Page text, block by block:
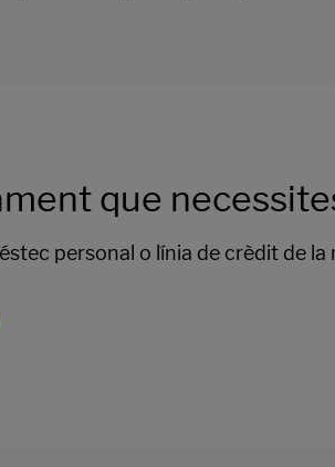
que
personal o línia de crèdit de la